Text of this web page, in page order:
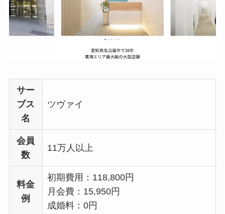
サー
ブス
名
ツヴァイ
会員
数
11万人以上
料金
例
初期費用：118,800円
月会費：15,950円
成婚料：0円